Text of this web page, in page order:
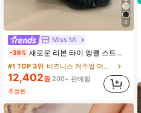
4
Miss Mi
-36% 새로운 리본 타이 앵클 스트랩 하이힐 샌들, 우아한 오픈 토 스퀘어 토 힐 여름용, 키튼 힐
#1 TOP 3위 비즈니스 캐주얼 여성 샌들
12,402원 200+ 판매됨
추정된